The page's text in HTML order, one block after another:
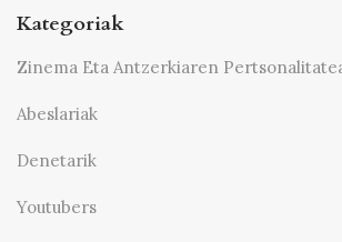
Kategoriak
Zinema Eta Antzerkiaren
Abeslariak
Denetarik
Youtubers